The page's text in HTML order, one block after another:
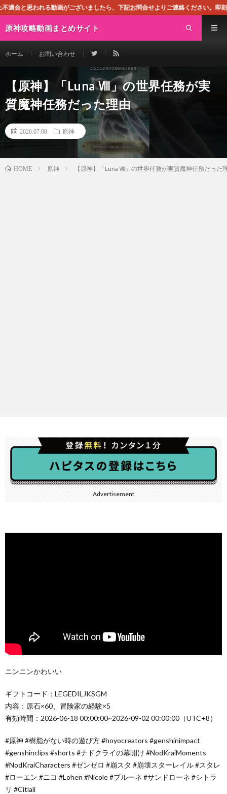
画がございましたら、下記お問合せよりご連絡ください。即刻対処させて
原神攻略動画まとめサイト
ホーム お問い合わせ
【原神】「Luna Ⅷ」の世界任務が実
質魔神任務だった理由
2026.07.08 原神
HOME 原神 【原神】「Luna Ⅷ」の世界任務が実質魔神任務だった
Advertisement
ニンニンかわいい
ギフトコード：LEGEDILJKSGM
内容：原石×60、冒険家の経験×5
有効時間：2026-06-18 00:00:00~2026-09-02 00:00:00（UTC+8）
#原神 #樹脂がない時の遊び方 #hoyocreators #genshinimpact
#genshinclips #shorts #ナドクライの幕開け #NodKraiMoments
#NodKraiCharacters #ゼンゼロ #崩スタ #崩壊スターレイル #スタレ
#ローエン #ニコ #Lohen #Nicole #プルーネ #サンドローネ #シトラ
リ #Citlali